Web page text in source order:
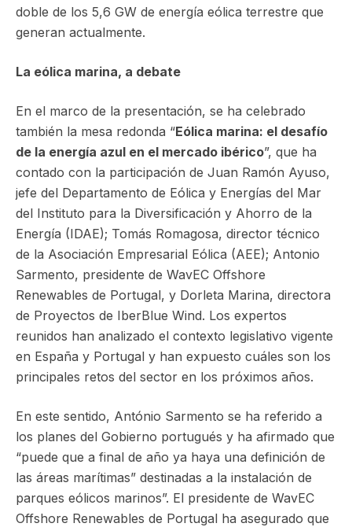
doble de los 5,6 GW de energía eólica terrestre que
generan actualmente.
La eólica marina, a debate
En el marco de la presentación, se ha celebrado
también la mesa redonda “Eólica marina: el desafío
de la energía azul en el mercado ibérico”, que ha
contado con la participación de Juan Ramón Ayuso,
jefe del Departamento de Eólica y Energías del Mar
del Instituto para la Diversificación y Ahorro de la
Energía (IDAE); Tomás Romagosa, director técnico
de la Asociación Empresarial Eólica (AEE); Antonio
Sarmento, presidente de WavEC Offshore
Renewables de Portugal, y Dorleta Marina, directora
de Proyectos de IberBlue Wind. Los expertos
reunidos han analizado el contexto legislativo vigente
en España y Portugal y han expuesto cuáles son los
principales retos del sector en los próximos años.
En este sentido, António Sarmento se ha referido a
los planes del Gobierno portugués y ha afirmado que
“puede que a final de año ya haya una definición de
las áreas marítimas” destinadas a la instalación de
parques eólicos marinos”. El presidente de WavEC
Offshore Renewables de Portugal ha asegurado que